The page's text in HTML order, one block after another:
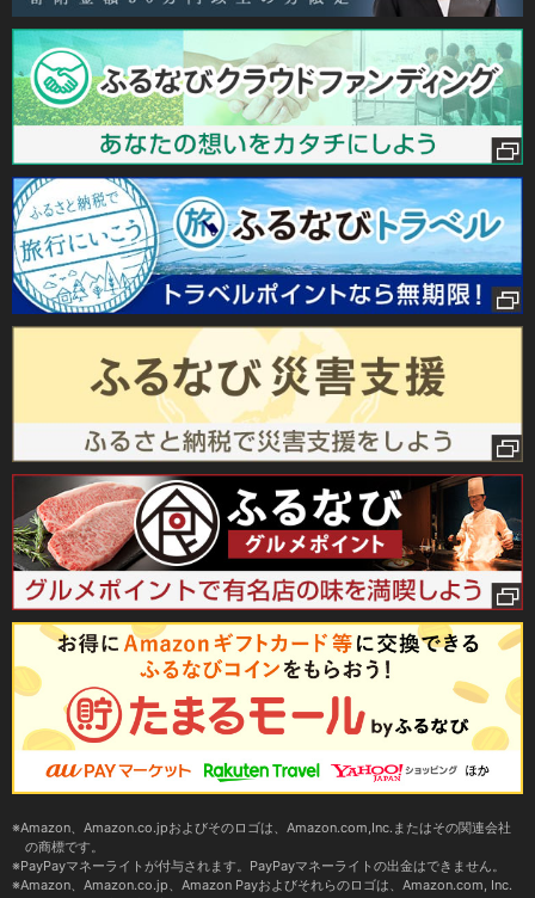
Amazon、Amazon.co.jpおよびそのロゴは、Amazon.com,Inc.またはその関連会社
の商標です。
PayPayマネーライトが付与されます。PayPayマネーライトの出金はできません。
Amazon、Amazon.co.jp、Amazon Payおよびそれらのロゴは、Amazon.com, Inc.